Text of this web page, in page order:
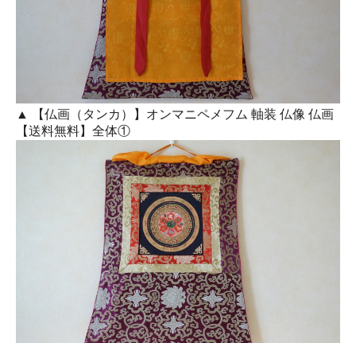
▲ 【仏画（タンカ）】オンマニペメフム 軸装 仏像 仏画
【送料無料】全体①